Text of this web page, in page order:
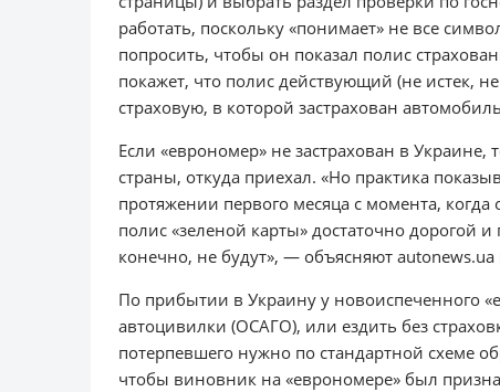
работать, поскольку «понимает» не все
попросить, чтобы он показал полис
покажет, что полис действующий (не истек,
страховую, в которой застрахован
Если «еврономер» не застрахован в
страны, откуда приехал. «Но практика
протяжении первого месяца с момента,
полис «зеленой карты» достаточно дорогой
конечно, не будут», — объясняют
По прибытии в Украину у новоиспеченного
автоцивилки (ОСАГО), или ездить без
потерпевшего нужно по стандартной схеме
чтобы виновник на «еврономере» был